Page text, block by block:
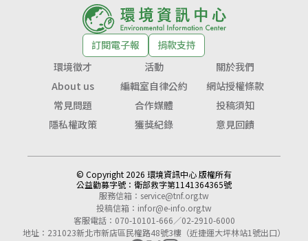
訂閱電子報
捐款支持
環境徵才
活動
關於我們
About us
編輯室自律公約
網站授權條款
常見問題
合作媒體
投稿須知
隱私權政策
獲獎紀錄 意見回饋
© Copyright 2026 環境資訊中心 版權所有
公益勸募字號： 衛部救字第1141364365號
服務信箱： service@tnf.org.tw
投稿信箱： infor@e-info.org.tw
客服電話：070-10101-666／02-2910-6000
地址：231023新北市新店區民權路48號3樓（近捷運大坪林站1號出口）